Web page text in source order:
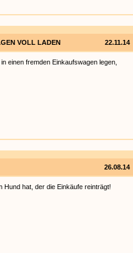
22.11.14
VOLL LADEN
einen fremden Einkaufswagen legen,
26.08.14
Hund hat, der die Einkäufe reinträgt!